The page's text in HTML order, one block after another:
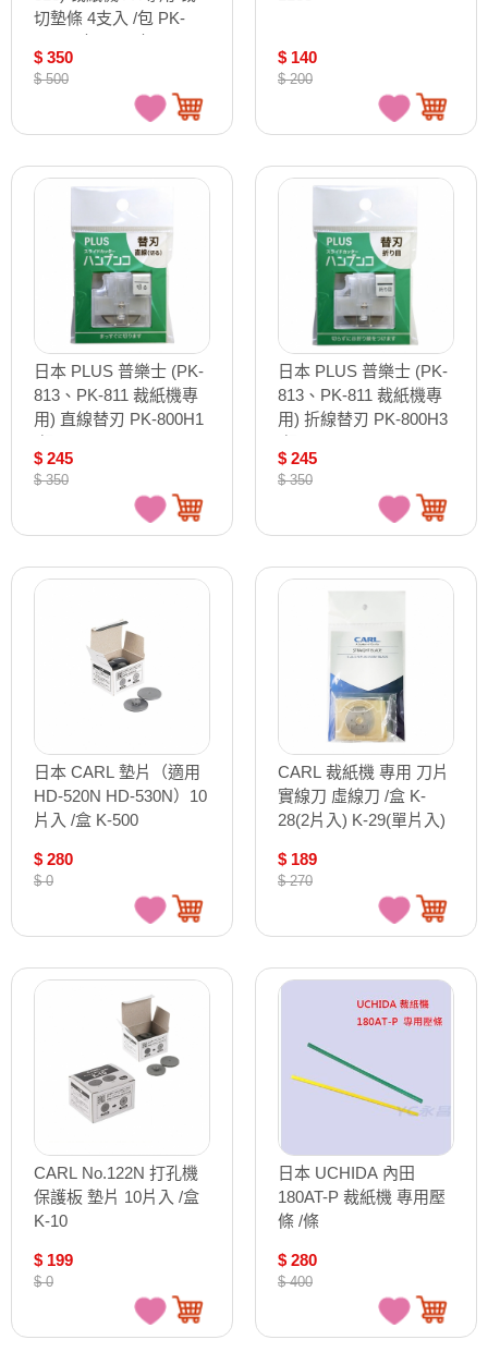
切墊條 4支入 /包 PK-
$ 350
$ 500
$ 140
$ 200
日本 PLUS 普樂士 (PK-
813、PK-811 裁紙機專
用) 直線替刃 PK-800H1
$ 245
$ 350
日本 PLUS 普樂士 (PK-
813、PK-811 裁紙機專
用) 折線替刃 PK-800H3
$ 245
$ 350
日本 CARL 墊片（適用
HD-520N HD-530N）10
片入 /盒 K-500
$ 280
$ 0
CARL 裁紙機 專用 刀片
實線刀 虛線刀 /盒 K-
28(2片入) K-29(單片入)
$ 189
$ 270
CARL No.122N 打孔機
保護板 墊片 10片入 /盒
K-10
$ 199
$ 0
日本 UCHIDA 內田
180AT-P 裁紙機 專用壓
條 /條
$ 280
$ 400